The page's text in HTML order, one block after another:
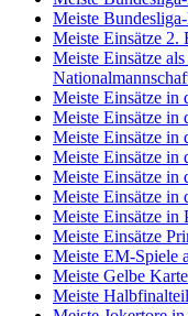
Meiste
Meiste Einsätze 2.
Meiste Einsätze
Meiste Einsätze in
Meiste Einsätze in
Meiste Einsätze in
Meiste Einsätze in
Meiste Einsätze in
Meiste Einsätze in
Meiste Einsätze in
Meiste Einsätze
Meiste EM-Spiele
Meiste Gelbe
Meiste